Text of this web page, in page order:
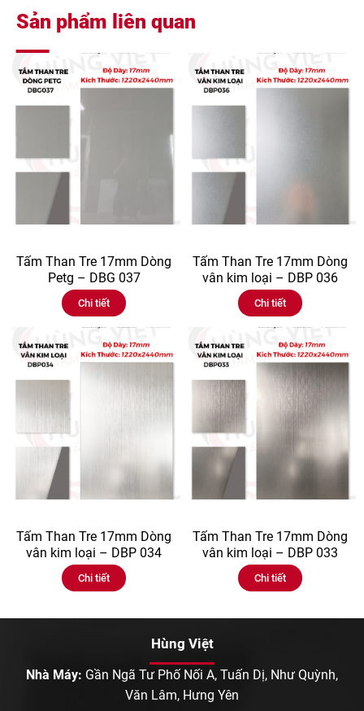
Sản phẩm liên quan
Tấm Than Tre 17mm Dòng
Petg – DBG 037
Chi tiết
Tấm Than Tre 17mm Dòng
vân kim loại – DBP 036
Chi tiết
Tấm Than Tre 17mm Dòng
vân kim loại – DBP 034
Chi tiết
Tấm Than Tre 17mm Dòng
vân kim loại – DBP 033
Chi tiết
Hùng Việt
Nhà Máy: Gần Ngã Tư Phố Nối A, Tuấn Dị, Như Quỳnh,
Văn Lâm, Hưng Yên